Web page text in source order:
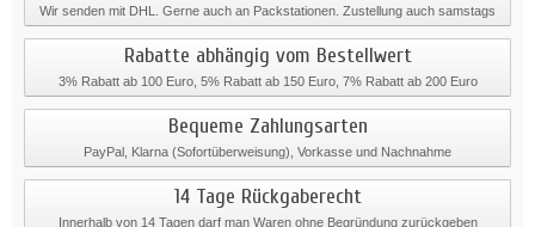
Wir senden mit DHL. Gerne auch an Packstationen. Zustellung auch samstags
Rabatte abhängig vom Bestellwert
3% Rabatt ab 100 Euro, 5% Rabatt ab 150 Euro, 7% Rabatt ab 200 Euro
Bequeme Zahlungsarten
PayPal, Klarna (Sofortüberweisung), Vorkasse und Nachnahme
14 Tage Rückgaberecht
Innerhalb von 14 Tagen darf man Waren ohne Begründung zurückgeben